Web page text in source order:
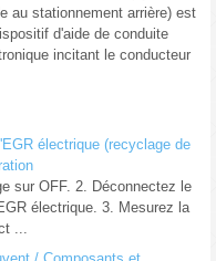
au stationnement arrière) est
d'aide de conduite
incitant le conducteur
électrique (recyclage de
sur OFF. 2. Déconnectez le
électrique. 3. Mesurez la
...